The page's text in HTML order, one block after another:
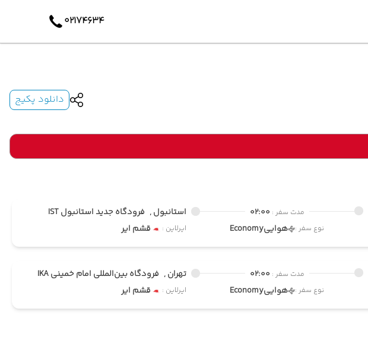
۰۲۱۷۴۶۳۴
دانلود پکیج
مدت سفر : 02:00
نوع سفر : هواییEconomy
استانبول , فرودگاه جدید استانبول IST
ایرلاین : قشم ایر
مدت سفر : 02:00
نوع سفر : هواییEconomy
تهران , فرودگاه بین‌المللی امام خمینی IKA
ایرلاین : قشم ایر